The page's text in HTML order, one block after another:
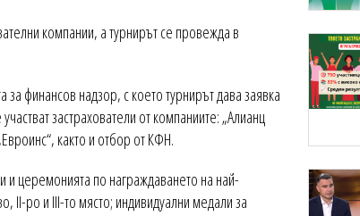
компании, а турнирът се провежда в
финансов надзор, с което турнирът дава заявка
застрахователи от компаниите: „Алианц
както и отбор от КФН.
и церемонията по награждаването на най-
ро и ІІІ-то място; индивидуални медали за